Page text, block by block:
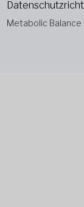
Metabolic Balance